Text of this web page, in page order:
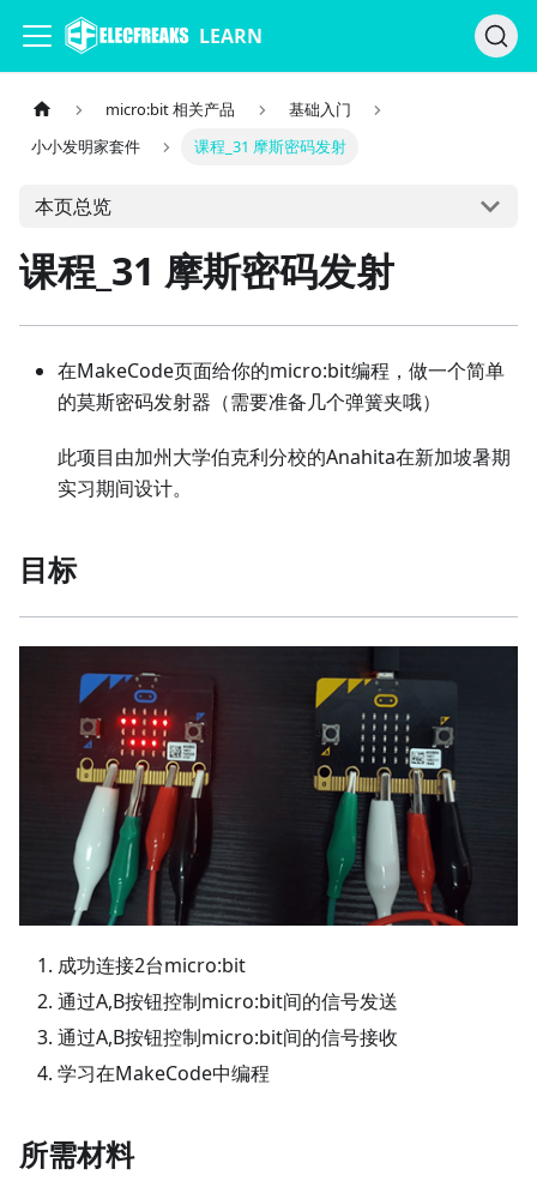
LEARN
micro:bit 相关产品
基础入门
小小发明家套件
课程_31 摩斯密码发射
本页总览
课程_31 摩斯密码发射
在MakeCode页面给你的micro:bit编程，做一个简单
的莫斯密码发射器（需要准备几个弹簧夹哦）
此项目由加州大学伯克利分校的Anahita在新加坡暑期
实习期间设计。
目标
成功连接2台micro:bit
通过A,B按钮控制micro:bit间的信号发送
通过A,B按钮控制micro:bit间的信号接收
学习在MakeCode中编程
所需材料